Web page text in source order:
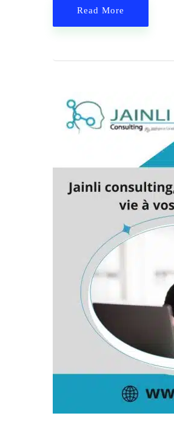
Read More